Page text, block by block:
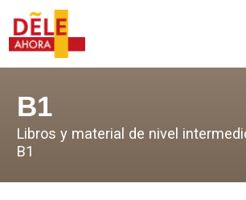
B1
Libros y material de nivel
B1